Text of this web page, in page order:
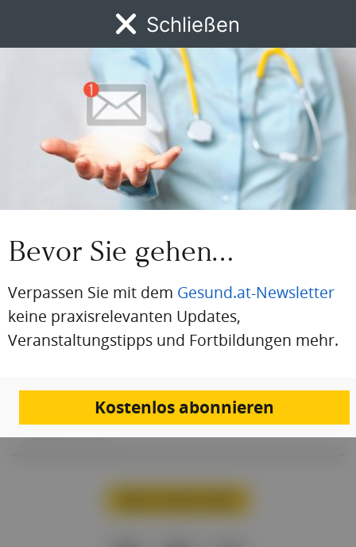
ORDINATIONSORGANISATION
Den eigenen Platz im Team finden:
Erfolgreiche Zusammenarbeit in
Ordinationen und
Primärversorgungszentren
Ob in einer kleinen Praxis oder in einem komplexen
Primärversorgungszentrum (PVZ): Die Arbeit im Gesundheitswesen
Ordinationsassistent:innen bedeutet das, täglich Schnittstelle,
Organisationstalent und oft auch Krisenmanager:in zu sein. Umso
wichtiger ist eine Teamstruktur, in der jeder seinen Platz kennt – und
ihn gerne einnimmt.
Schließen
Bevor Sie gehen…
Verpassen Sie mit dem Gesund.at-Newsletter
keine praxisrelevanten Updates,
Veranstaltungstipps und Fortbildungen mehr.
Kostenlos abonnieren